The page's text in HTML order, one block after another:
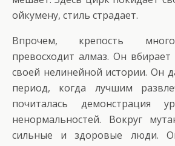
ойкумену, стиль страдает.
Впрочем, крепость
превосходит алмаз. Он
своей нелинейной истории. Он
период, когда лучшим
почиталась демонстрация
ненормальностей. Вокруг
сильные и здоровые люди.